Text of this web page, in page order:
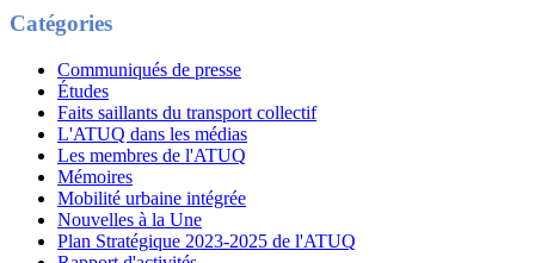
Catégories
Communiqués de presse
Études
Faits saillants du transport collectif
L'ATUQ dans les médias
Les membres de l'ATUQ
Mémoires
Mobilité urbaine intégrée
Nouvelles à la Une
Plan Stratégique 2023-2025 de l'ATUQ